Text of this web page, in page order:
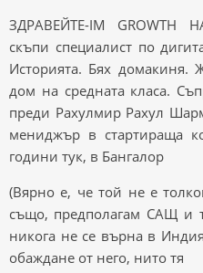
ЗДРАВЕЙТЕ-IM GROWTH
скъпи специалист по
Историята. Бях домакиня.
дом на средната класа.
преди Рахулмир Рахул
мениджър в стартираща
години тук, в Бангалор
(Вярно е, че той не е
също, предполагам САЩ и
никога не се върна в
обаждане от него, нито тя